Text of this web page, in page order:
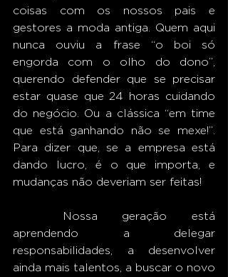
coisas com os nossos pais e
gestores a moda antiga. Quem aqui
nunca ouviu a frase “o boi só
engorda com o olho do dono”,
querendo defender que se precisar
estar quase que 24 horas cuidando
do negócio. Ou a clássica “em time
que está ganhando não se mexe!”.
Para dizer que, se a empresa está
dando lucro, é o que importa, e
mudanças não deveriam ser feitas!
aprendendo a delegar
responsabilidades, a desenvolver
ainda mais talentos, a buscar o novo